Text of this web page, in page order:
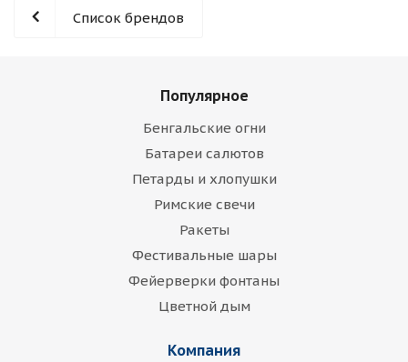
Список брендов
Популярное
Бенгальские огни
Батареи салютов
Петарды и хлопушки
Римские свечи
Ракеты
Фестивальные шары
Фейерверки фонтаны
Цветной дым
Компания